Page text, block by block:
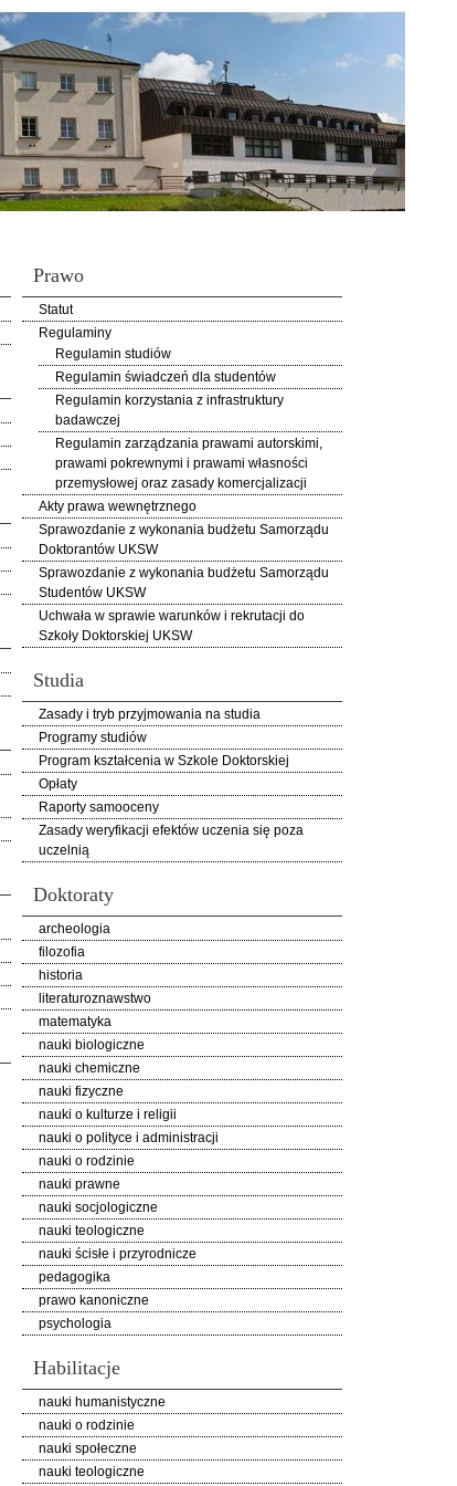
Prawo
Statut
Regulaminy
Regulamin studiów
Regulamin świadczeń dla studentów
Regulamin korzystania z infrastruktury
badawczej
Regulamin zarządzania prawami autorskimi,
prawami pokrewnymi i prawami własności
przemysłowej oraz zasady komercjalizacji
Akty prawa wewnętrznego
Sprawozdanie z wykonania budżetu Samorządu
Doktorantów UKSW
Sprawozdanie z wykonania budżetu Samorządu
Studentów UKSW
Uchwała w sprawie warunków i rekrutacji do
Szkoły Doktorskiej UKSW
Studia
Zasady i tryb przyjmowania na studia
Programy studiów
Program kształcenia w Szkole Doktorskiej
Opłaty
Raporty samooceny
Zasady weryfikacji efektów uczenia się poza
uczelnią
Doktoraty
archeologia
filozofia
historia
literaturoznawstwo
matematyka
nauki biologiczne
nauki chemiczne
nauki fizyczne
nauki o kulturze i religii
nauki o polityce i administracji
nauki o rodzinie
nauki prawne
nauki socjologiczne
nauki teologiczne
nauki ścisłe i przyrodnicze
pedagogika
prawo kanoniczne
psychologia
Habilitacje
nauki humanistyczne
nauki o rodzinie
nauki społeczne
nauki teologiczne